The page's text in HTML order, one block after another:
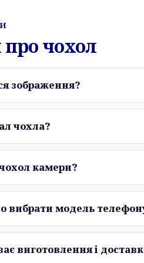
чохол
зображення?
чохла?
камери?
вибрати модель
виготовлення і